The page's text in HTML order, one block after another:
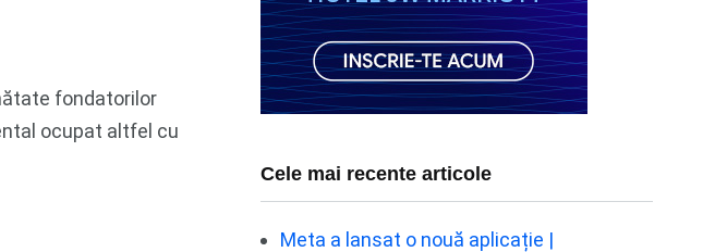
fondatorilor
ocupat altfel cu
Cele mai recente articole
Meta a lansat o nouă aplicație |